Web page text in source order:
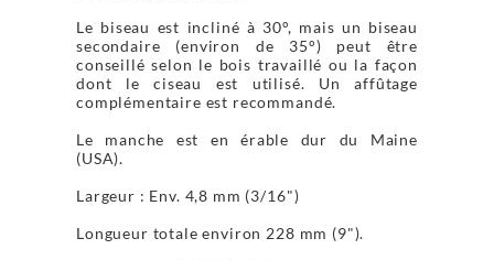
Le biseau est incliné à 30°, mais un biseau
secondaire (environ de 35°) peut être
conseillé selon le bois travaillé ou la façon
dont le ciseau est utilisé. Un affûtage
complémentaire est recommandé.
Le manche est en érable dur du Maine
(USA).
Largeur : Env. 4,8 mm (3/16")
Longueur totale environ 228 mm (9").